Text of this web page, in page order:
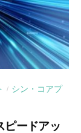
/ シン・コアプ
ピードアッ